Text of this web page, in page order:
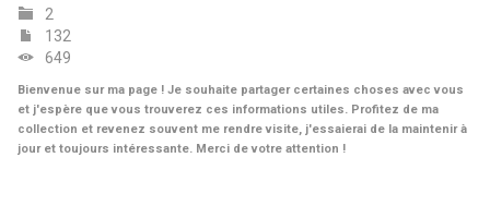
2
132
649
Bienvenue sur ma page ! Je souhaite partager certaines choses avec vous
et j'espère que vous trouverez ces informations utiles. Profitez de ma
collection et revenez souvent me rendre visite, j'essaierai de la maintenir à
jour et toujours intéressante. Merci de votre attention !